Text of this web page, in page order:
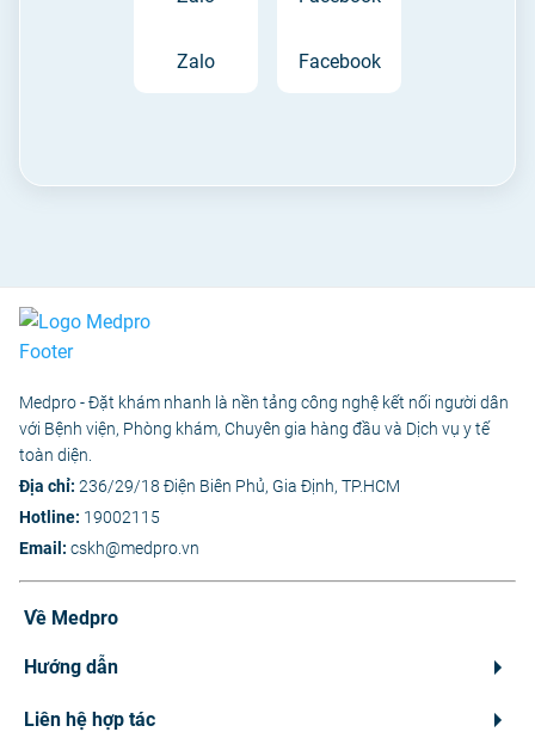
Zalo Facebook
Medpro - Đặt khám nhanh là nền tảng công nghệ kết nối người dân
với Bệnh viện, Phòng khám, Chuyên gia hàng đầu và Dịch vụ y tế
toàn diện.
Địa chỉ: 236/29/18 Điện Biên Phủ, Gia Định, TP.HCM
Hotline: 19002115
Email: cskh@medpro.vn
Về Medpro
Hướng dẫn
Liên hệ hợp tác